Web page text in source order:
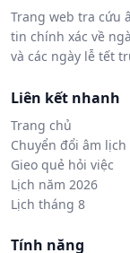
Trang web tra cứu
tin chính xác về
và các ngày lễ tết
Liên kết nhanh
Trang chủ
Chuyển đổi âm lịch
Gieo quẻ hỏi việc
Lịch năm 2026
Lịch tháng 8
Tính năng